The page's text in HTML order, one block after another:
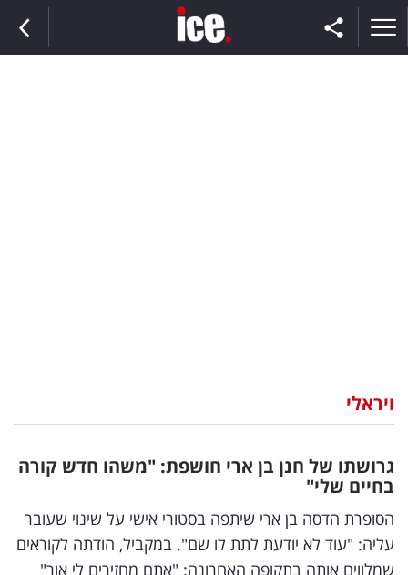
וצרכנות
דיגיטל
וטק
שיווק
ויראלי
גרושתו של חנן בן ארי חושפת: "משהו חדש קורה
בחיים שלי"
הסופרת הדסה בן ארי שיתפה בסטורי אישי על שינוי שעובר
עליה: "עוד לא יודעת לתת לו שם". במקביל, הודתה לקוראים
שמלווים אותה בתקופה האחרונה: "אתם מחזירים לי אור"